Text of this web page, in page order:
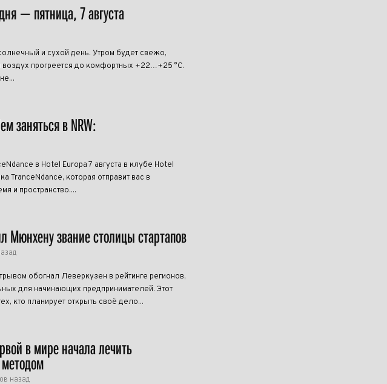
— пятница, 7 августа
и сухой день. Утром будет свежо,
воздух прогреется до комфортных +22…+25 °C.
заняться в NRW:
в Hotel Europa 7 августа в клубе Hotel
TranceNdance, которая отправит вас в
и пространство....
Мюнхену звание столицы стартапов
обогнал Леверкузен в рейтинге регионов,
для начинающих предпринимателей. Этот
кто планирует открыть своё дело...
в мире начала лечить
назад